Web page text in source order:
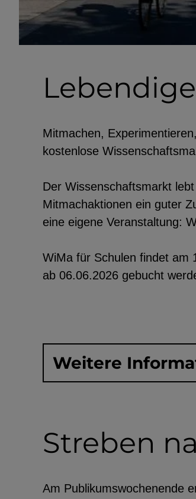
Mitmachen,
kostenlose
Der Wissenschaftsmarkt
Mitmachaktionen ein guter
eine eigene Veranstaltung:
WiMa für Schulen findet am
ab 06.06.2026 gebucht
Weitere
Streben
Am Publikumswochenende